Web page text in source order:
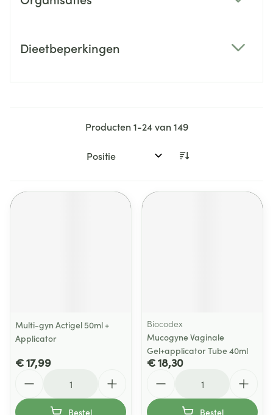
Dieetbeperkingen
Producten1-24van149
Sorteer op:
Multi-gyn Actigel 50ml +
Applicator
€ 17,99
Bestel
Biocodex
Mucogyne Vaginale
Gel+applicator Tube 40ml
€ 18,30
Bestel